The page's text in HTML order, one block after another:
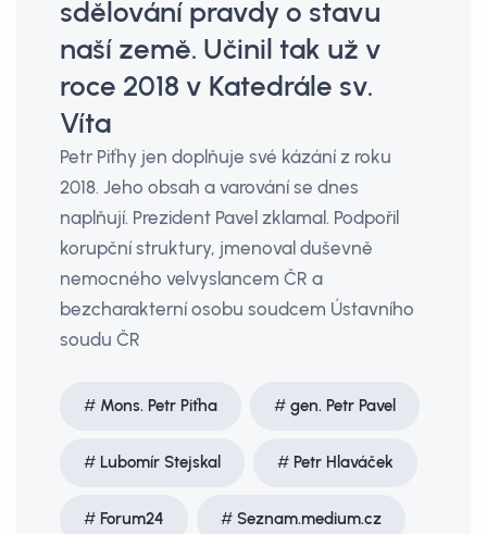
sdělování pravdy o stavu
naší země. Učinil tak už v
roce 2018 v Katedrále sv.
Víta
Petr Piťhy jen doplňuje své kázání z roku
2018. Jeho obsah a varování se dnes
naplňují. Prezident Pavel zklamal. Podpořil
korupční struktury, jmenoval duševně
nemocného velvyslancem ČR a
bezcharakterní osobu soudcem Ústavního
soudu ČR
Mons. Petr Piťha gen. Petr Pavel
Lubomír Stejskal Petr Hlaváček
Forum24 Seznam.medium.cz